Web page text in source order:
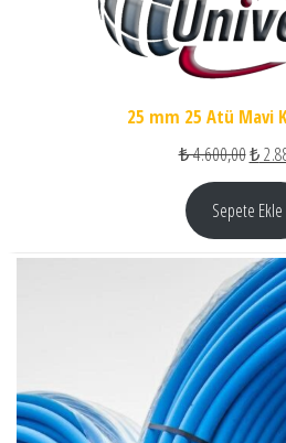
25 mm 25 Atü Mavi
₺4.600,00₺
Sepete Ekle